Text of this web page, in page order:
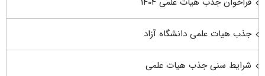
جذب هیات علمی دانشگاه آزاد
شرایط سنی جذب هیات علمی